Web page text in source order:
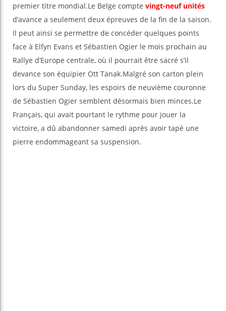
premier titre mondial.Le Belge compte vingt-neuf unités
d’avance a seulement deux épreuves de la fin de la saison.
Il peut ainsi se permettre de concéder quelques points
face à Elfyn Evans et Sébastien Ogier le mois prochain au
Rallye d’Europe centrale, où il pourrait être sacré s’il
devance son équipier Ott Tänak.Malgré son carton plein
lors du Super Sunday, les espoirs de neuvième couronne
de Sébastien Ogier semblent désormais bien minces.Le
Français, qui avait pourtant le rythme pour jouer la
victoire, a dû abandonner samedi après avoir tapé une
pierre endommageant sa suspension.